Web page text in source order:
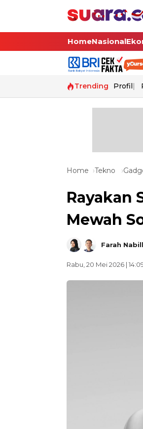
HomeNasional
Trending Profil
Home Tekno
Rayakan
Mewah
Farah
Rabu, 20 Mei 2026 |